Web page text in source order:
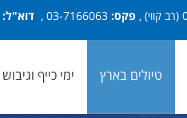
פקס: 03-7166063 , דוא"ל:
טיולים בארץ ימי כייף וגיבוש